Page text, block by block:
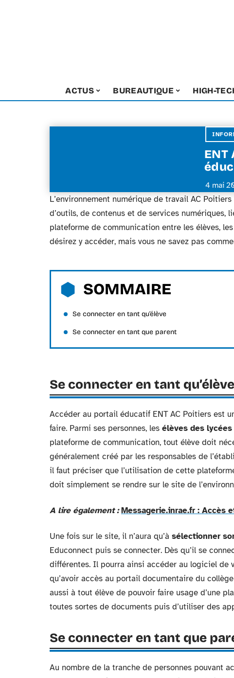
ACTUS BUREAUTIQUE HIGH-
ENT
4 mai
L’environnement numérique de travail AC
d’outils, de contenus et de services numériques,
plateforme de communication entre les élèves,
désirez y accéder, mais vous ne savez pas
SOMMAIRE
Se connecter en tant qu’élève
Se connecter en tant que parent
Se connecter en tant qu’élève
Accéder au portail éducatif ENT AC Poitiers est
faire. Parmi ses personnes, les élèves des
plateforme de communication, tout élève doit
généralement créé par les responsables de
il faut préciser que l’utilisation de cette
doit simplement se rendre sur le site de
A lire également : Messagerie.inrae.fr : Accès
Une fois sur le site, il n’aura qu’à sélectionner
Educonnect puis se connecter. Dès qu’il se
différentes. Il pourra ainsi accéder au logiciel de
qu’avoir accès au portail documentaire du
aussi à tout élève de pouvoir faire usage d’une
toutes sortes de documents puis d’utiliser des
Se connecter en tant que
Au nombre de la tranche de personnes pouvant